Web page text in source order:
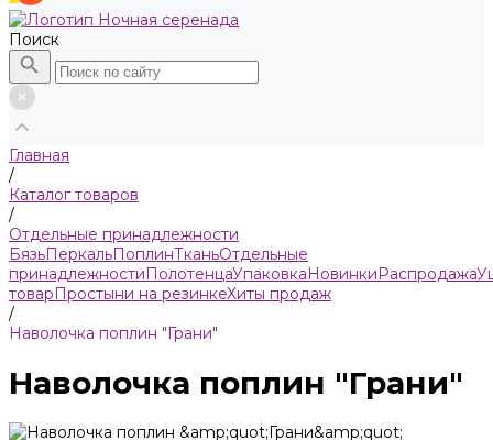
Поиск
Главная
/
Каталог товаров
/
Отдельные принадлежности
БязьПeркaльПоплинТканьОтдельные
принадлежностиПолотенцаУпаковкаНовинкиРаспродажа
товарПростыни на резинкеХиты продаж
/
Наволочка поплин "Грани"
Наволочка поплин "Грани"